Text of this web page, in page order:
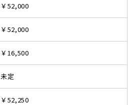
￥52,000
￥52,000
￥16,500
未定
￥52,250